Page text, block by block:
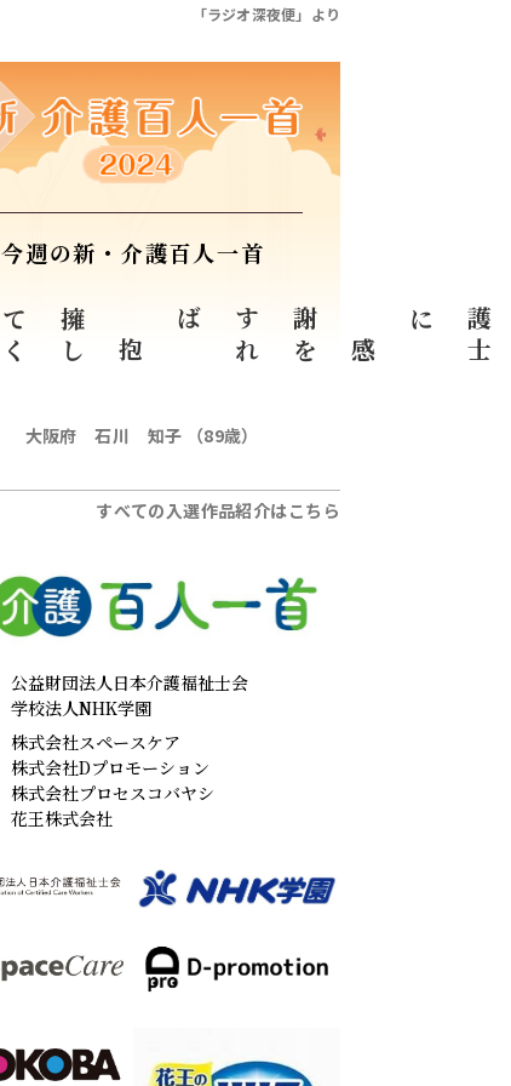
「ラジオ深夜便」より
今週の新・介護百人一首
に
感
謝
を
す
れ
ば
抱
擁
し
て
く
大阪府 石川 知子 （89歳）
すべての入選作品紹介はこちら
公益財団法人日本介護福祉士会
学校法人NHK学園
株式会社スペースケア
株式会社Dプロモーション
株式会社プロセスコバヤシ
花王株式会社